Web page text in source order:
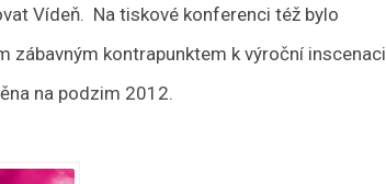
Vídeň. Na tiskové konferenci též bylo
zábavným kontrapunktem k výroční inscenaci
na podzim 2012.